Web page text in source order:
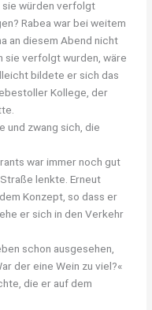
sie würden verfolgt
Rabea war bei weitem
an diesem Abend nicht
sie verfolgt wurden, wäre
bildete er sich das
Kollege, der
und zwang sich, die
war immer noch gut
lenkte. Erneut
Konzept, so dass er
er sich in den Verkehr
schon ausgesehen,
der eine Wein zu viel?«
die er auf dem